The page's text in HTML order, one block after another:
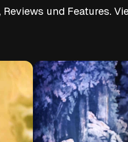
und Features.